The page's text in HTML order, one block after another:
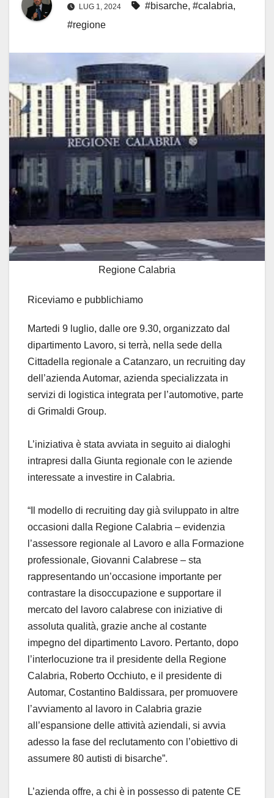
LUG 1, 2024 #bisarche, #calabria,
#regione
Regione Calabria
Riceviamo e pubblichiamo
Martedi 9 luglio, dalle ore 9.30, organizzato dal
dipartimento Lavoro, si terrà, nella sede della
Cittadella regionale a Catanzaro, un recruiting day
dell’azienda Automar, azienda specializzata in
servizi di logistica integrata per l’automotive, parte
di Grimaldi Group.
L’iniziativa è stata avviata in seguito ai dialoghi
intrapresi dalla Giunta regionale con le aziende
interessate a investire in Calabria.
“Il modello di recruiting day già sviluppato in altre
occasioni dalla Regione Calabria – evidenzia
l’assessore regionale al Lavoro e alla Formazione
professionale, Giovanni Calabrese – sta
rappresentando un’occasione importante per
contrastare la disoccupazione e supportare il
mercato del lavoro calabrese con iniziative di
assoluta qualità, grazie anche al costante
impegno del dipartimento Lavoro. Pertanto, dopo
l’interlocuzione tra il presidente della Regione
Calabria, Roberto Occhiuto, e il presidente di
Automar, Costantino Baldissara, per promuovere
l’avviamento al lavoro in Calabria grazie
all’espansione delle attività aziendali, si avvia
adesso la fase del reclutamento con l’obiettivo di
assumere 80 autisti di bisarche”.
L’azienda offre, a chi è in possesso di patente CE